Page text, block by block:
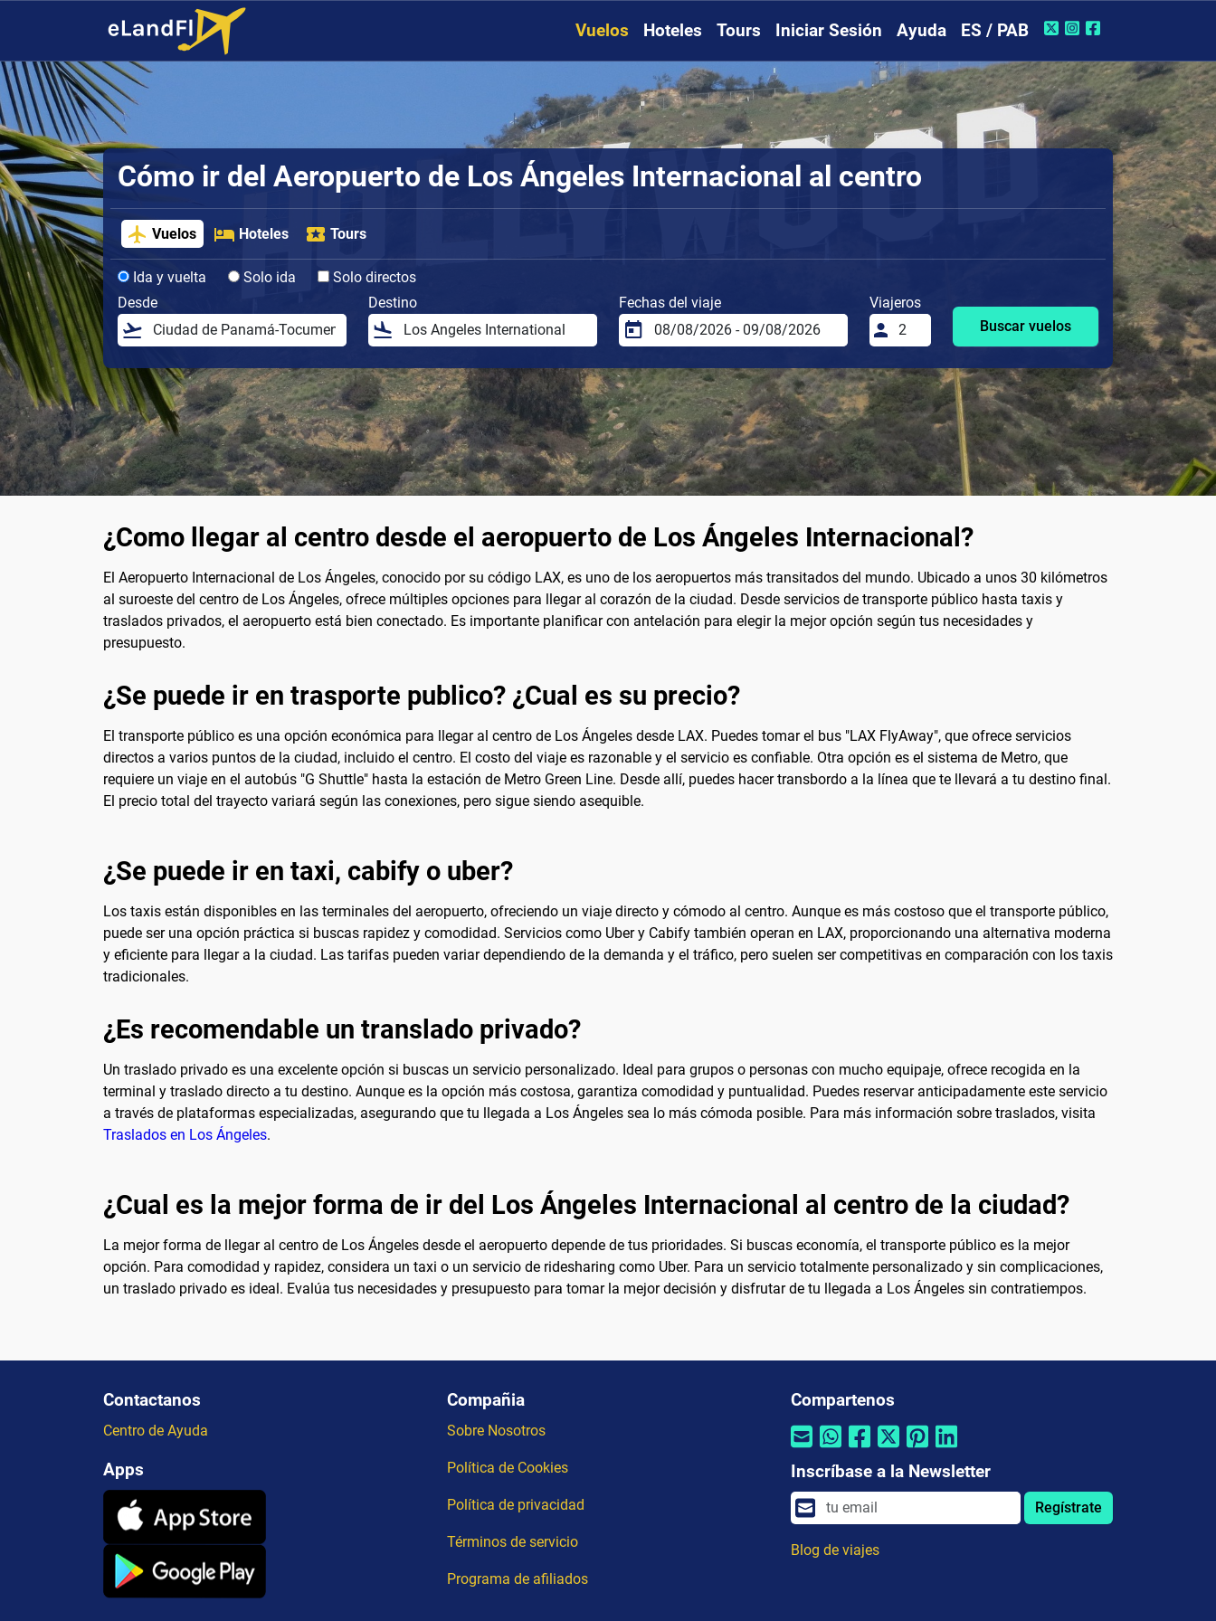
Vuelos Hoteles Tours Iniciar Sesión Ayuda ES / PAB
Cómo ir del Aeropuerto de Los Ángeles Internacional al centro
Vuelos Hoteles Tours
Ida y vuelta Solo ida
Solo directos
Desde
Destino Fechas del viaje
Viajeros
Buscar vuelos
¿Como llegar al centro desde el aeropuerto de Los Ángeles Internacional?
El Aeropuerto Internacional de Los Ángeles, conocido por su código LAX, es uno de los aeropuertos más transitados del mundo. Ubicado a unos 30 kilómetros
al suroeste del centro de Los Ángeles, ofrece múltiples opciones para llegar al corazón de la ciudad. Desde servicios de transporte público hasta taxis y
traslados privados, el aeropuerto está bien conectado. Es importante planificar con antelación para elegir la mejor opción según tus necesidades y
presupuesto.
¿Se puede ir en trasporte publico? ¿Cual es su precio?
El transporte público es una opción económica para llegar al centro de Los Ángeles desde LAX. Puedes tomar el bus "LAX FlyAway", que ofrece servicios
directos a varios puntos de la ciudad, incluido el centro. El costo del viaje es razonable y el servicio es confiable. Otra opción es el sistema de Metro, que
requiere un viaje en el autobús "G Shuttle" hasta la estación de Metro Green Line. Desde allí, puedes hacer transbordo a la línea que te llevará a tu destino final.
El precio total del trayecto variará según las conexiones, pero sigue siendo asequible.
¿Se puede ir en taxi, cabify o uber?
Los taxis están disponibles en las terminales del aeropuerto, ofreciendo un viaje directo y cómodo al centro. Aunque es más costoso que el transporte público,
puede ser una opción práctica si buscas rapidez y comodidad. Servicios como Uber y Cabify también operan en LAX, proporcionando una alternativa moderna
y eficiente para llegar a la ciudad. Las tarifas pueden variar dependiendo de la demanda y el tráfico, pero suelen ser competitivas en comparación con los taxis
tradicionales.
¿Es recomendable un translado privado?
Un traslado privado es una excelente opción si buscas un servicio personalizado. Ideal para grupos o personas con mucho equipaje, ofrece recogida en la
terminal y traslado directo a tu destino. Aunque es la opción más costosa, garantiza comodidad y puntualidad. Puedes reservar anticipadamente este servicio
a través de plataformas especializadas, asegurando que tu llegada a Los Ángeles sea lo más cómoda posible. Para más información sobre traslados, visita
Traslados en Los Ángeles.
¿Cual es la mejor forma de ir del Los Ángeles Internacional al centro de la ciudad?
La mejor forma de llegar al centro de Los Ángeles desde el aeropuerto depende de tus prioridades. Si buscas economía, el transporte público es la mejor
opción. Para comodidad y rapidez, considera un taxi o un servicio de ridesharing como Uber. Para un servicio totalmente personalizado y sin complicaciones,
un traslado privado es ideal. Evalúa tus necesidades y presupuesto para tomar la mejor decisión y disfrutar de tu llegada a Los Ángeles sin contratiempos.
Contactanos
Centro de Ayuda
Apps
Compañia
Sobre Nosotros
Política de Cookies
Política de privacidad
Términos de servicio
Programa de afiliados
Compartenos
Inscríbase a la Newsletter
Regístrate
Blog de viajes